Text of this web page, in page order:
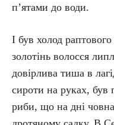
п’ятами до води.
І був холод
золотінь волосся
довірлива тиша в
сироти на руках, був
риби, що на дні